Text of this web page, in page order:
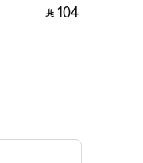
‎ ⃁ ⁦104⁩ ‎